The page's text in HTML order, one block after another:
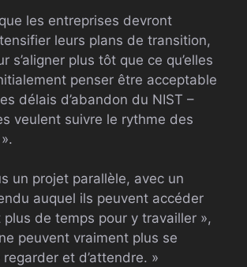
les entreprises devront
leurs plans de transition,
s’aligner plus tôt que ce qu’elles
penser être acceptable
délais d’abandon du NIST –
veulent suivre le rythme des
un projet parallèle, avec un
auquel ils peuvent accéder
plus de temps pour y travailler »,
peuvent vraiment plus se
et d’attendre. »